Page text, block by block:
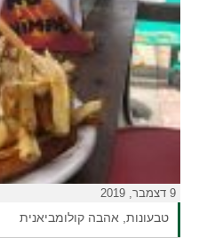
9 דצמבר, 2019
טבעונות, אהבה קולומביאנית